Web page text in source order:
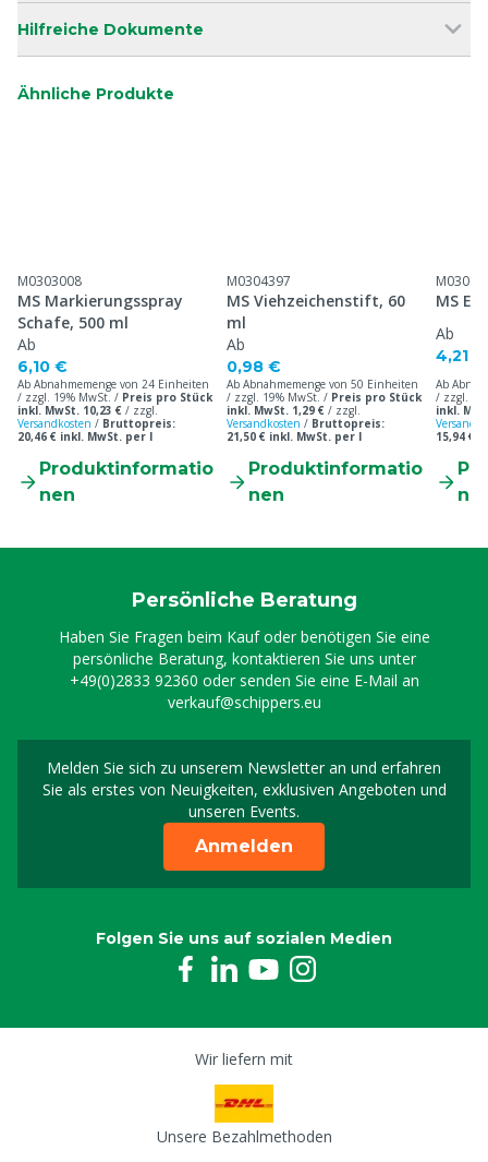
Hilfreiche Dokumente
Ähnliche Produkte
M0303008
MS Markierungsspray
Schafe, 500 ml
Ab
6,10 €
Ab Abnahmemenge von 24 Einheiten
/ zzgl. 19% MwSt. / Preis pro Stück
inkl. MwSt. 10,23 € / zzgl.
Versandkosten / Bruttopreis:
20,46 € inkl. MwSt. per l
Produktinformatio
nen
M0304397
MS Viehzeichenstift, 60
ml
Ab
0,98 €
Ab Abnahmemenge von 50 Einheiten
/ zzgl. 19% MwSt. / Preis pro Stück
inkl. MwSt. 1,29 € / zzgl.
Versandkosten / Bruttopreis:
21,50 € inkl. MwSt. per l
Produktinformatio
nen
MS
Ab
4,21 €
Ab
/ zzgl.
inkl.
15,94 €
Persönliche Beratung
Haben Sie Fragen beim Kauf oder benötigen Sie eine
persönliche Beratung, kontaktieren Sie uns unter
+49(0)2833 92360 oder senden Sie eine E-Mail an
verkauf@schippers.eu
Melden Sie sich zu unserem Newsletter an und erfahren
Sie als erstes von Neuigkeiten, exklusiven Angeboten und
unseren Events.
Melden Sie sich für
Anmelden
Folgen Sie uns auf sozialen Medien
Wir liefern mit
Unsere Bezahlmethoden